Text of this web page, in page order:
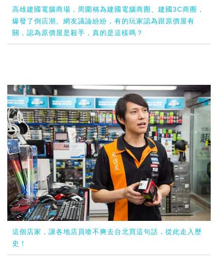
高雄建國電腦商場，周圍稱為建國電腦商圈、建國3C商圈，
爆發了倒店潮。網友議論紛紛，有的玩家認為跟原價屋有
關，認為原價屋是殺手，真的是這樣嗎？
這個店家，讓各地店員嗆不爽去台北買這句話，從此走入歷
史！